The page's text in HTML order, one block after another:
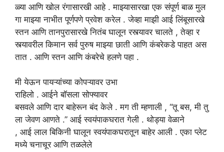
ळ्या आणि खोल रंगासारखी आहे . माझ्यासारखा एक संपूर्ण बाळ मुल
गा माझ्या नाभीत पूर्णपणे प्रवेश करेल . जेव्हा माझी आई लिंबूसारखे
स्तन आणि तानपुरासारखे नितंब घालून रस्त्यावर चालते , तेव्हा र
स्त्यावरील किमान सर्व पुरुष माझ्या छाती आणि कंबरेकडे पाहत अस
तात . आणि स्तन आणि कंबरेचे हलणे पहा .
मीयेऊनपायऱ्यांच्या कोपऱ्यावर उभा
राहिलो . आईने बॉसला सोफ्यावर
बसवले आणि दार बाहेरून बंद केले . मग ती म्हणाली , “तू बस, मी तु
ला जेवण आणते .” आई स्वयंपाकघरात गेली . थोड्या वेळाने
, आई लाल बिकिनी घालून स्वयंपाकघरातून बाहेर आली . एका प्लेट
मध्ये चनाचूर आणि तळलेले